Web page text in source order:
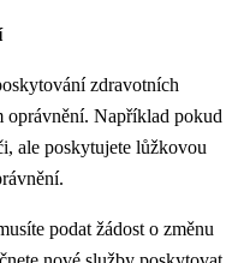
zdravotních
oprávnění. Například pokud
ale poskytujete lůžkovou
podat žádost o změnu